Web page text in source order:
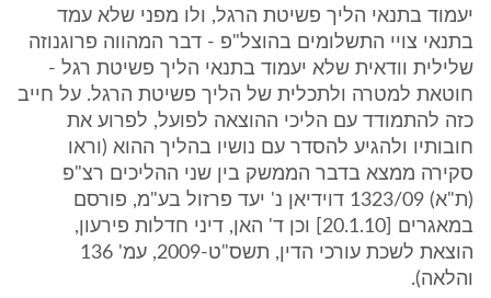
יעמוד בתנאי הליך פשיטת הרגל, ולו מפני שלא עמד
בתנאי צויי התשלומים בהוצל"פ - דבר המהווה פרוגנוזה
שלילית וודאית שלא יעמוד בתנאי הליך פשיטת רגל -
חוטאת למטרה ולתכלית של הליך פשיטת הרגל. על חייב
כזה להתמודד עם הליכי ההוצאה לפועל, לפרוע את
חובותיו ולהגיע להסדר עם נושיו בהליך ההוא (וראו
סקירה ממצא בדבר הממשק בין שני ההליכים רצ"פ
(ת"א) 1323/09 דוידיאן נ' יעד פרזול בע"מ, פורסם
במאגרים [20.1.10] וכן ד' האן, דיני חדלות פירעון,
הוצאת לשכת עורכי הדין, תשס"ט-2009, עמ' 136
והלאה).